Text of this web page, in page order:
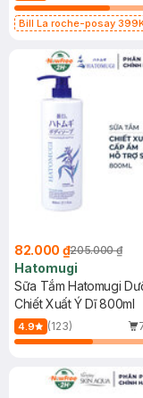
Bill La roche-posay
(SL có hạn)
82.000 ₫205.000 ₫
Hatomugi
Sữa Tắm Hatomugi
Chiết Xuất Ý Dĩ 800ml
4.9 (123)